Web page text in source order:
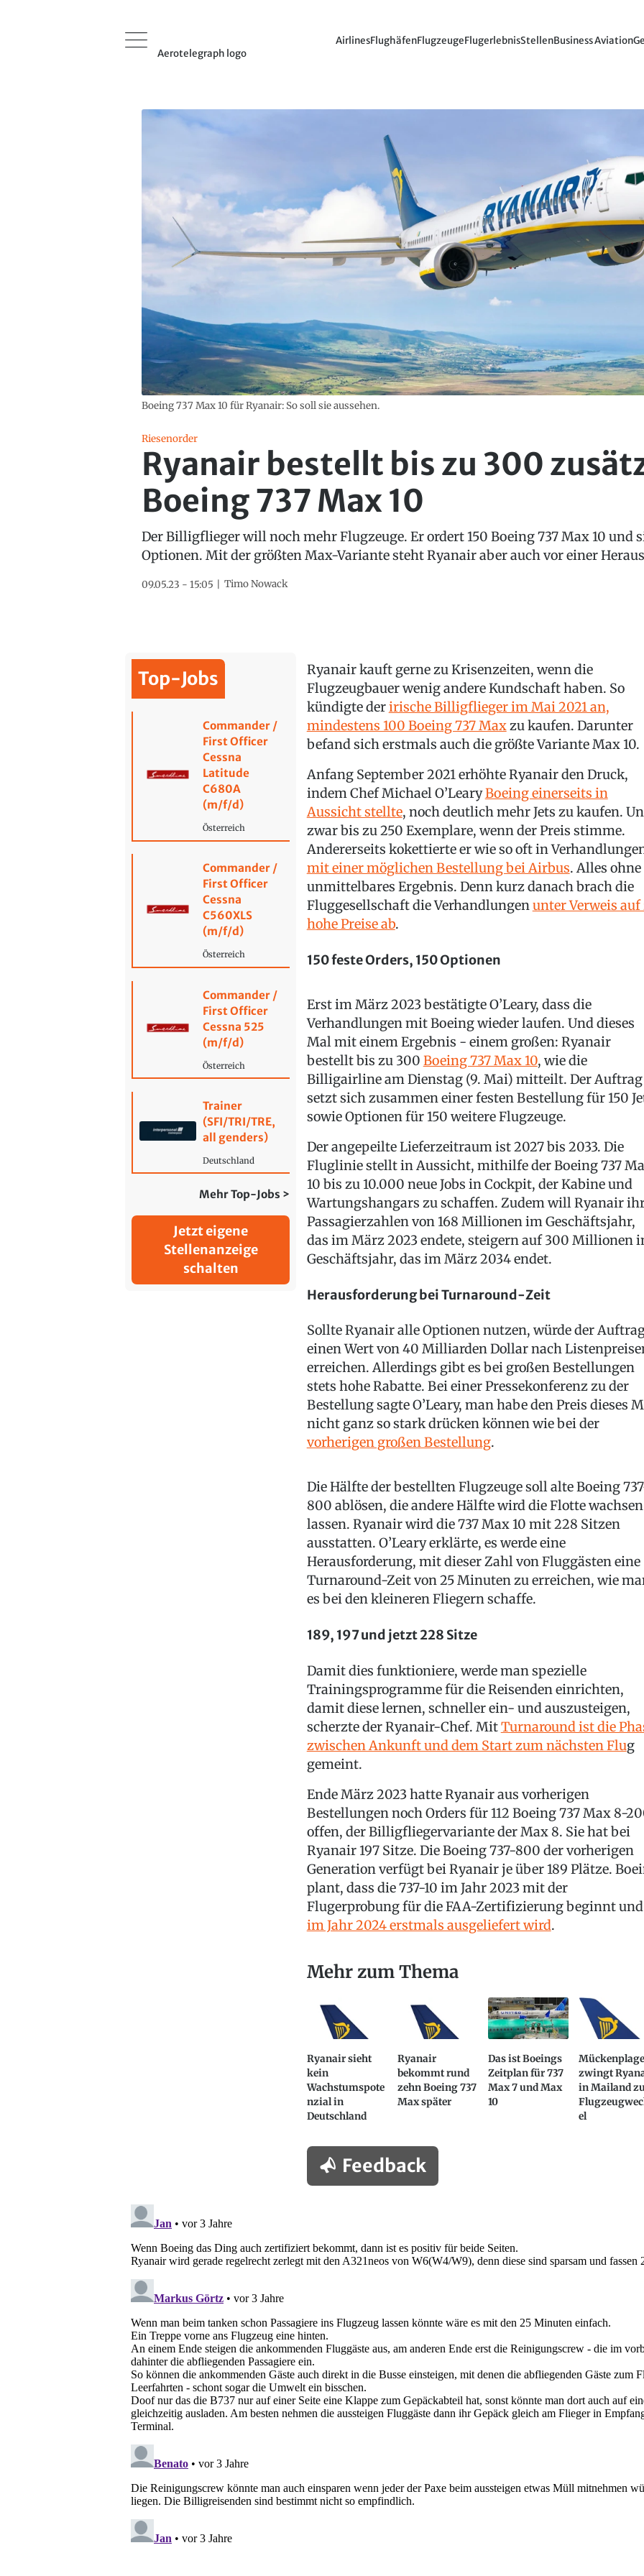
Aerotelegraph logo
AirlinesFlughäfenFlugzeugeFlugerlebnisStellenBusiness Aviation
Boeing 737 Max 10 für Ryanair: So soll sie aussehen.
Riesenorder
Ryanair bestellt bis zu 300
Boeing 737 Max 10
Der Billigflieger will noch mehr Flugzeuge. Er ordert 150 Boeing 737 Max 10 und
Optionen. Mit der größten Max-Variante steht Ryanair aber auch vor einer
09.05.23 - 15:05 Timo Nowack
Top-Jobs
Commander /
First Officer
Cessna
Latitude
C680A
(m/f/d)
Österreich
Commander /
First Officer
Cessna
C560XLS
(m/f/d)
Österreich
Commander /
First Officer
Cessna 525
(m/f/d)
Österreich
Trainer
(SFI/TRI/TRE,
all genders)
Deutschland
Mehr Top-Jobs >
Jetzt eigene
Stellenanzeige
schalten
Ryanair kauft gerne zu Krisenzeiten, wenn die
Flugzeugbauer wenig andere Kundschaft haben. So
kündigte derirische Billigflieger im Mai 2021 an,
mindestens 100 Boeing 737 Maxzu kaufen. Darunter
befand sich erstmals auch die größte Variante Max 10.
Anfang September 2021 erhöhte Ryanair den Druck,
indem Chef Michael O’LearyBoeing einerseits in
Aussicht stellte, noch deutlich mehr Jets zu kaufen.
zwar bis zu 250 Exemplare, wenn der Preis stimme.
Andererseits kokettierte er wie so oft in
mit einer möglichen Bestellung bei Airbus. Alles ohne
unmittelbares Ergebnis. Denn kurz danach brach die
Fluggesellschaft die Verhandlungenunter Verweis auf
hohe Preise ab.
150 feste Orders, 150 Optionen
Erst im März 2023 bestätigte O’Leary, dass die
Verhandlungen mit Boeing wieder laufen. Und dieses
Mal mit einem Ergebnis - einem großen: Ryanair
bestellt bis zu 300 Boeing 737 Max 10, wie die
Billigairline am Dienstag (9. Mai) mitteilt. Der Auftrag
setzt sich zusammen einer festen Bestellung für 150
sowie Optionen für 150 weitere Flugzeuge.
Der angepeilte Lieferzeitraum ist 2027 bis 2033. Die
Fluglinie stellt in Aussicht, mithilfe der Boeing 737
10 bis zu 10.000 neue Jobs in Cockpit, der Kabine und
Wartungshangars zu schaffen. Zudem will Ryanair
Passagierzahlen von 168 Millionen im Geschäftsjahr,
das im März 2023 endete, steigern auf 300 Millionen
Geschäftsjahr, das im März 2034 endet.
Herausforderung bei Turnaround-Zeit
Sollte Ryanair alle Optionen nutzen, würde der
einen Wert von 40 Milliarden Dollar nach
erreichen. Allerdings gibt es bei großen Bestellungen
stets hohe Rabatte. Bei einer Pressekonferenz zu der
Bestellung sagte O’Leary, man habe den Preis dieses
nicht ganz so stark drücken können wie bei der
vorherigen großen Bestellung.
Die Hälfte der bestellten Flugzeuge soll alte Boeing
800 ablösen, die andere Hälfte wird die Flotte wachsen
lassen. Ryanair wird die 737 Max 10 mit 228 Sitzen
ausstatten. O’Leary erklärte, es werde eine
Herausforderung, mit dieser Zahl von Fluggästen eine
Turnaround-Zeit von 25 Minuten zu erreichen, wie
es bei den kleineren Fliegern schaffe.
189, 197 und jetzt 228 Sitze
Damit dies funktioniere, werde man spezielle
Trainingsprogramme für die Reisenden einrichten,
damit diese lernen, schneller ein- und auszusteigen,
scherzte der Ryanair-Chef. MitTurnaround ist die
zwischen Ankunft und dem Start zum nächsten Flug
gemeint.
Ende März 2023 hatte Ryanair aus vorherigen
Bestellungen noch Orders für 112 Boeing 737 Max 8-
offen, der Billigfliegervariante der Max 8. Sie hat bei
Ryanair 197 Sitze. Die Boeing 737-800 der vorherigen
Generation verfügt bei Ryanair je über 189 Plätze.
plant, dass die 737-10 im Jahr 2023 mit der
Flugerprobung für die FAA-Zertifizierung beginnt und
im Jahr 2024 erstmals ausgeliefert wird.
Mehr zum Thema
Ryanair sieht
kein
Wachstumspote
nzial in
Deutschland
Ryanair
bekommt rund
zehn Boeing 737
Max später
Das ist Boeings
Zeitplan für 737
Max 7 und Max
10
Mückenplage
zwingt
in Mailand
el
Feedback